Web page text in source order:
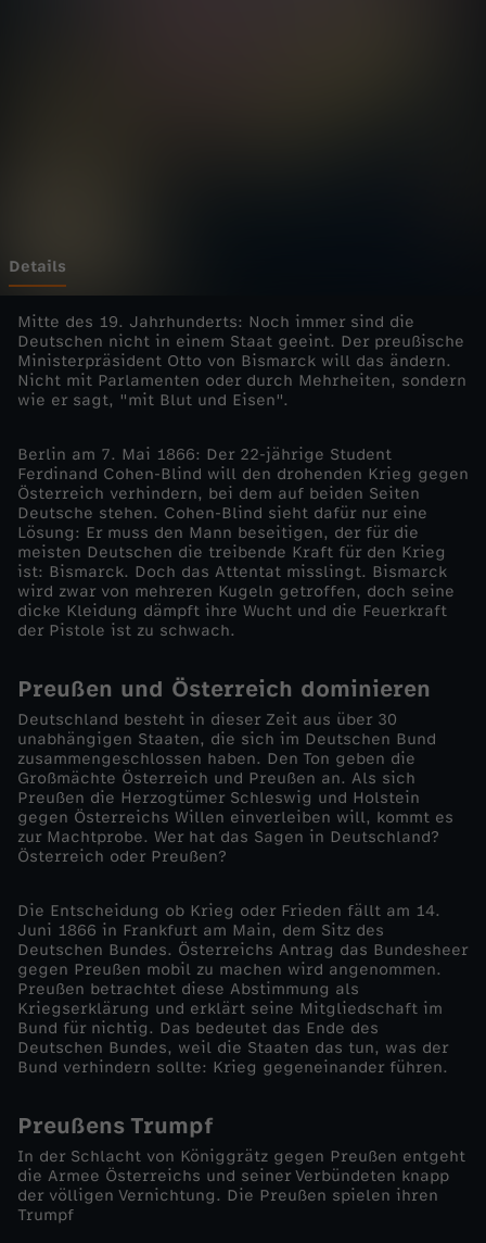
-
B
i
m
a
r
c
k
u
n
d
d
a
s
D
u
t
Details
Mitte des 19. Jahrhunderts: Noch immer sind die
Deutschen nicht in einem Staat geeint. Der preußische
Ministerpräsident Otto von Bismarck will das ändern.
Nicht mit Parlamenten oder durch Mehrheiten, sondern
wie er sagt, "mit Blut und Eisen".
Berlin am 7. Mai 1866: Der 22-jährige Student
Ferdinand Cohen-Blind will den drohenden Krieg gegen
Österreich verhindern, bei dem auf beiden Seiten
Deutsche stehen. Cohen-Blind sieht dafür nur eine
Lösung: Er muss den Mann beseitigen, der für die
meisten Deutschen die treibende Kraft für den Krieg
ist: Bismarck. Doch das Attentat misslingt. Bismarck
wird zwar von mehreren Kugeln getroffen, doch seine
dicke Kleidung dämpft ihre Wucht und die Feuerkraft
der Pistole ist zu schwach.
Preußen und Österreich dominieren
Deutschland besteht in dieser Zeit aus über 30
unabhängigen Staaten, die sich im Deutschen Bund
zusammengeschlossen haben. Den Ton geben die
Großmächte Österreich und Preußen an. Als sich
Preußen die Herzogtümer Schleswig und Holstein
gegen Österreichs Willen einverleiben will, kommt es
zur Machtprobe. Wer hat das Sagen in Deutschland?
Österreich oder Preußen?
Die Entscheidung ob Krieg oder Frieden fällt am 14.
Juni 1866 in Frankfurt am Main, dem Sitz des
Deutschen Bundes. Österreichs Antrag das Bundesheer
gegen Preußen mobil zu machen wird angenommen.
Preußen betrachtet diese Abstimmung als
Kriegserklärung und erklärt seine Mitgliedschaft im
Bund für nichtig. Das bedeutet das Ende des
Deutschen Bundes, weil die Staaten das tun, was der
Bund verhindern sollte: Krieg gegeneinander führen.
Preußens Trumpf
In der Schlacht von Königgrätz gegen Preußen entgeht
die Armee Österreichs und seiner Verbündeten knapp
der völligen Vernichtung. Die Preußen spielen ihren
Trumpf